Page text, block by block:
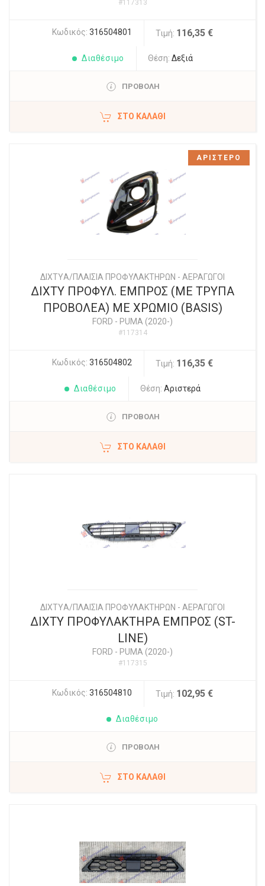
#117313
Κωδικός: 316504801 Τιμή: 116,35 €
Διαθέσιμο Θέση: Δεξιά
ΠΡΟΒΟΛΗ
ΣΤΟ ΚΑΛΆΘΙ
ΔΙΧΤYΑ/ΠΛΑΙΣΙΑ ΠΡΟΦΥΛΑΚΤΗΡΩΝ - ΑΕΡΑΓΩΓΟΙ
ΔΙΧΤΥ ΠΡΟΦΥΛ. ΕΜΠΡΟΣ (ΜΕ ΤΡΥΠΑ
ΠΡΟΒΟΛΕΑ) ΜΕ ΧΡΩΜΙΟ (BASIS)
FORD - PUMA (2020-)
#117314
Κωδικός: 316504802 Τιμή: 116,35 €
Διαθέσιμο Θέση: Αριστερά
ΠΡΟΒΟΛΗ
ΣΤΟ ΚΑΛΆΘΙ
ΑΡΙΣΤΕΡΟ
ΔΙΧΤYΑ/ΠΛΑΙΣΙΑ ΠΡΟΦΥΛΑΚΤΗΡΩΝ - ΑΕΡΑΓΩΓΟΙ
ΔΙΧΤΥ ΠΡΟΦΥΛΑΚΤΗΡΑ ΕΜΠΡΟΣ (ST-
LINE)
FORD - PUMA (2020-)
#117315
Κωδικός: 316504810 Τιμή: 102,95 €
Διαθέσιμο
ΠΡΟΒΟΛΗ
ΣΤΟ ΚΑΛΆΘΙ